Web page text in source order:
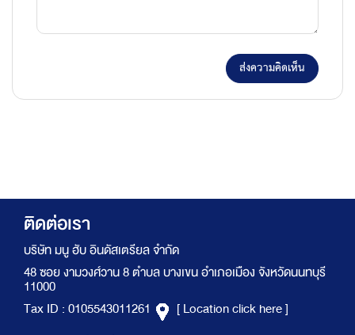
ส่งความคิดเห็น
ติดต่อเรา
บริษัท มนู ฮับ อินดัสเตรียล จำกัด
48 ซอย งามวงศ์วาน 8 ตำบล บางเขน อำเภอเมือง จังหวัดนนทบุรี
11000
Tax ID : 0105543011261
[ Location click here ]